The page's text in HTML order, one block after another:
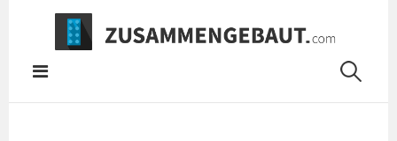
Springe
Inhalt